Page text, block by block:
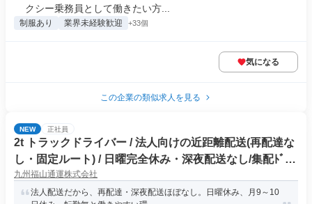
クシー乗務員として働きたい方...
制服あり 業界未経験歓迎 +33個
気になる
この企業の類似求人を見る
NEW 正社員
2t トラックドライバー / 法人向けの近距離配送(再配達な
し・固定ルート) / 日曜完全休み・深夜配送なし/集配ﾄﾞﾗｲ
ﾊﾞｰ2t(正社員)
九州福山通運株式会社
法人配送だから、再配達・深夜配送ほぼなし。日曜休み、月9～10